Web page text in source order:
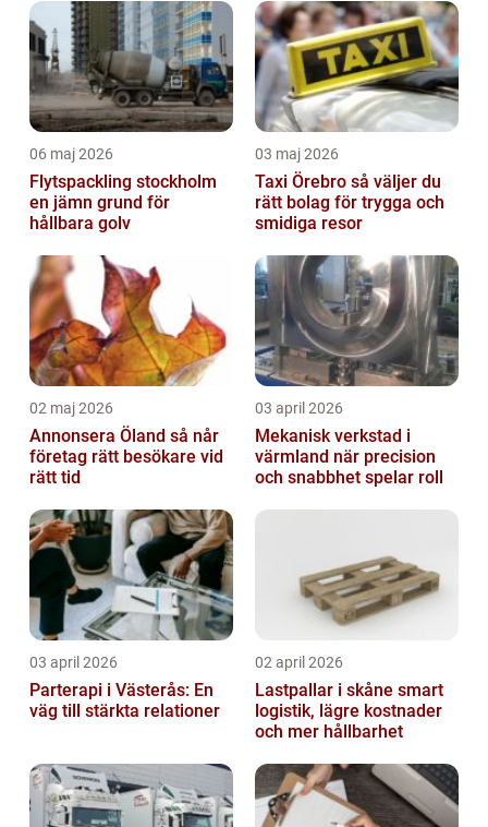
06 maj 2026
Flytspackling stockholm
en jämn grund för
hållbara golv
03 maj 2026
Taxi Örebro så väljer du
rätt bolag för trygga och
smidiga resor
02 maj 2026
Annonsera Öland så når
företag rätt besökare vid
rätt tid
03 april 2026
Mekanisk verkstad i
värmland när precision
och snabbhet spelar roll
03 april 2026
Parterapi i Västerås: En
väg till stärkta relationer
02 april 2026
Lastpallar i skåne smart
logistik, lägre kostnader
och mer hållbarhet